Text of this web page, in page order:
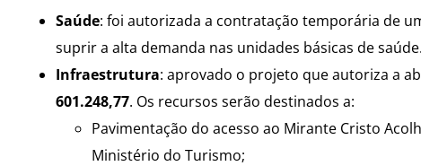
Saúde: foi autorizada a contratação temporária de
suprir a alta demanda nas unidades básicas de saúde.
Infraestrutura: aprovado o projeto que autoriza a
601.248,77. Os recursos serão destinados a:
Pavimentação do acesso ao Mirante Cristo
Ministério do Turismo;